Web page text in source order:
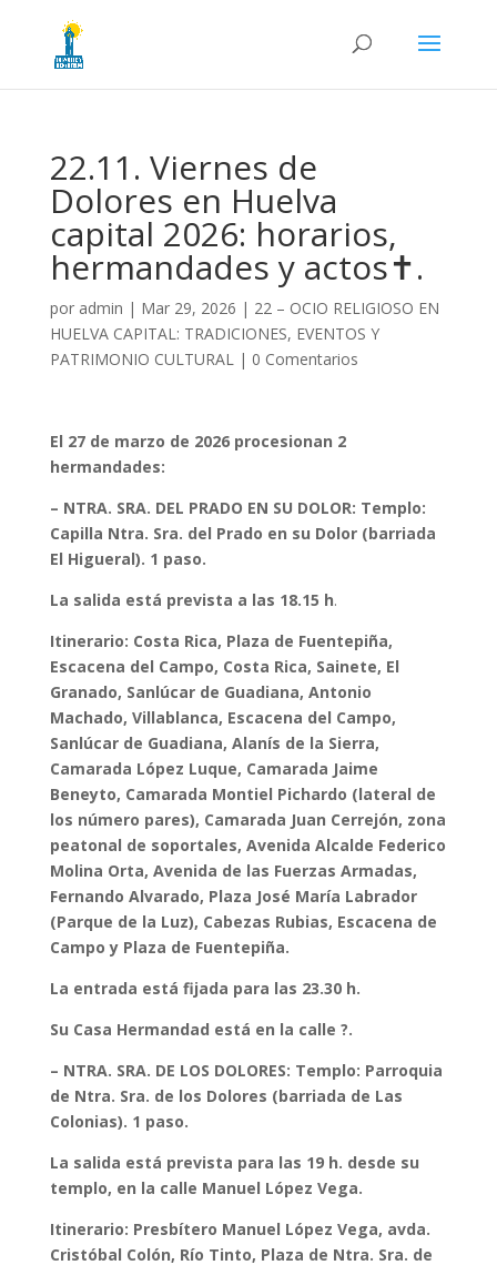
22.11. Viernes de
Dolores en Huelva
capital 2026: horarios,
hermandades y actos✝️.
por admin | Mar 29, 2026 | 22 – OCIO RELIGIOSO EN
HUELVA CAPITAL: TRADICIONES, EVENTOS Y
PATRIMONIO CULTURAL| 0 Comentarios
El 27 de marzo de 2026 procesionan 2
hermandades:
– NTRA. SRA. DEL PRADO EN SU DOLOR: Templo:
Capilla Ntra. Sra. del Prado en su Dolor (barriada
El Higueral). 1 paso.
La salida está prevista a las 18.15 h.
Itinerario: Costa Rica, Plaza de Fuentepiña,
Escacena del Campo, Costa Rica, Sainete, El
Granado, Sanlúcar de Guadiana, Antonio
Machado, Villablanca, Escacena del Campo,
Sanlúcar de Guadiana, Alanís de la Sierra,
Camarada López Luque, Camarada Jaime
Beneyto, Camarada Montiel Pichardo (lateral de
los número pares), Camarada Juan Cerrejón, zona
peatonal de soportales, Avenida Alcalde Federico
Molina Orta, Avenida de las Fuerzas Armadas,
Fernando Alvarado, Plaza José María Labrador
(Parque de la Luz), Cabezas Rubias, Escacena de
Campo y Plaza de Fuentepiña.
La entrada está fijada para las 23.30 h.
Su Casa Hermandad está en la calle ?.
– NTRA. SRA. DE LOS DOLORES: Templo: Parroquia
de Ntra. Sra. de los Dolores (barriada de Las
Colonias). 1 paso.
La salida está prevista para las 19 h. desde su
templo, en la calle Manuel López Vega.
Itinerario: Presbítero Manuel López Vega, avda.
Cristóbal Colón, Río Tinto, Plaza de Ntra. Sra. de